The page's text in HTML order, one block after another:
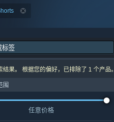
结果。 根据您的偏好，已排除了 1 个产品。
围
任意价格